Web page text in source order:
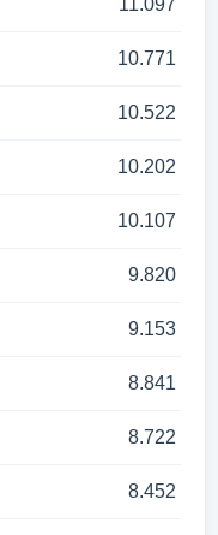
11.097
10.771
10.522
10.202
10.107
9.820
9.153
8.841
8.722
8.452